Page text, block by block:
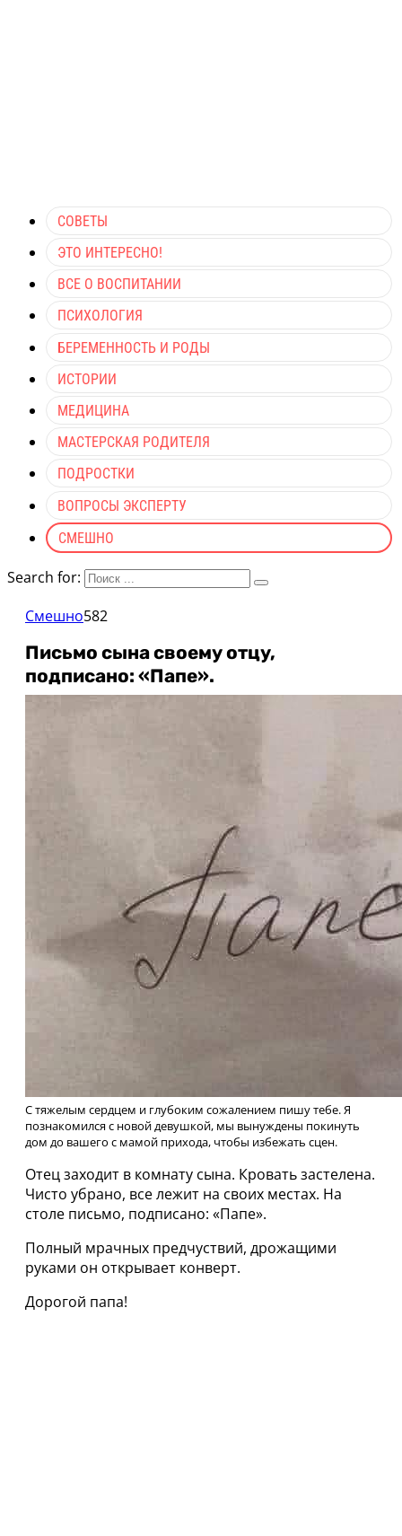
СОВЕТЫ
ЭТО ИНТЕРЕСНО!
ВСЕ О ВОСПИТАНИИ
ПСИХОЛОГИЯ
БЕРЕМЕННОСТЬ И РОДЫ
ИСТОРИИ
МЕДИЦИНА
МАСТЕРСКАЯ РОДИТЕЛЯ
ПОДРОСТКИ
ВОПРОСЫ ЭКСПЕРТУ
СМЕШНО
Search for:
Смешно582
Письмо сына своему отцу,
подписано: «Папе».
С тяжелым сердцем и глубоким сожалением пишу тебе. Я
познакомился с новой девушкой, мы вынуждены покинуть
дом до вашего с мамой прихода, чтобы избежать сцен.
Отец заходит в комнату сына. Кровать застелена.
Чисто убрано, все лежит на своих местах. На
столе письмо, подписано: «Папе».
Полный мрачных предчуствий, дрожащими
руками он открывает конверт.
Дорогой папа!